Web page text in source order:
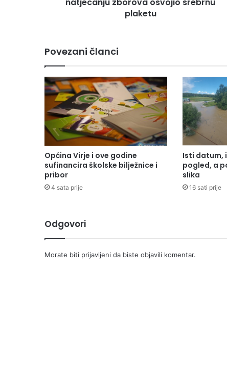
plaketu
Povezani članci
Općina Virje i ove godine
sufinancira školske bilježnice i
pribor
4 sata prije
Isti datum,
pogled, a
slika
16 sati prije
Odgovori
Morate biti prijavljeni da biste objavili komentar.